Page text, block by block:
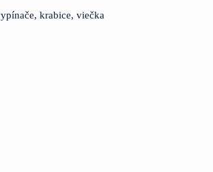
krabice, viečka